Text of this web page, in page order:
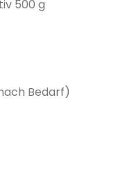
500 g
Bedarf)